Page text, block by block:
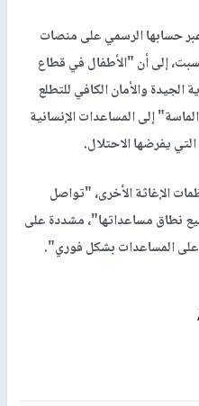
حسابها الرسمي على منصات
إلى أن "الأطفال في قطاع
الجيدة والأمان الكافي للتطلع
إلى المساعدات الإنسانية
يفرضها الاحتلال.
الإغاثة الأخرى، "تواصل
نطاق مساعداتها"، مشددة على
المساعدات بشكل فوري".